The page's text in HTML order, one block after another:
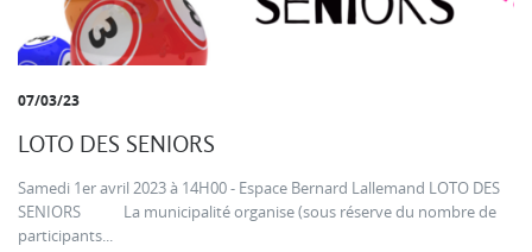
07/03/23
LOTO DES SENIORS
Samedi 1er avril 2023 à 14H00 - Espace Bernard Lallemand LOTO DES
SENIORS La municipalité organise (sous réserve du nombre de
participants...